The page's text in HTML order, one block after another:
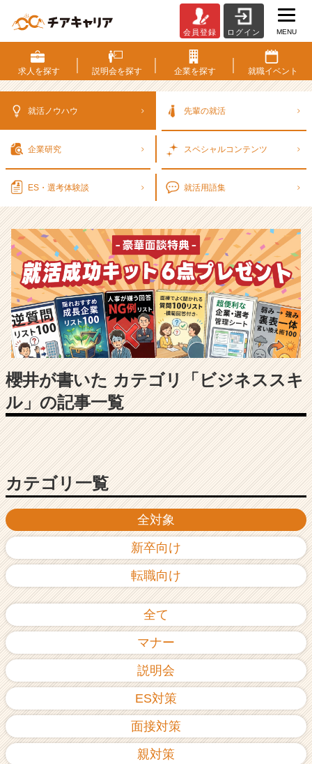
考
対
策・
ウ
ベ
ン
チ
ャ
ー・
成
長
企
業
か
ら
ス
カ
ウ
活
イ
チ
リ
（C
e
r
a
会員登録 ログイン MENU
求人を探す 説明会を探す 企業を探す 就職イベント
就活ノウハウ 先輩の就活
企業研究 スペシャルコンテンツ
ES・選考体験談 就活用語集
櫻井が書いた カテゴリ「ビジネススキ
ル」の記事一覧
全対象
新卒向け
転職向け
全て
マナー
説明会
ES対策
面接対策
親対策
カテゴリ一覧